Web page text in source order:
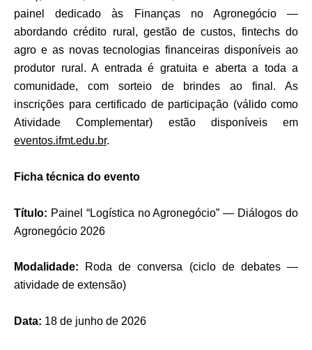
painel dedicado às
Finanças no Agronegócio—
abordando crédito rural, gestão de custos, fintechs do
agro e as novas tecnologias financeiras disponíveis ao
produtor rural. A entrada é gratuita e aberta a toda a
comunidade, com sorteio de brindes ao final. As
inscrições para certificado de participação (válido como
Atividade Complementar) estão disponíveis em
eventos.ifmt.edu.br.
Ficha técnica do evento
Título: Painel “Logística no Agronegócio” — Diálogos do
Agronegócio 2026
Modalidade:
Roda de conversa (ciclo de debates —
atividade de extensão)
Data: 18 de junho de 2026